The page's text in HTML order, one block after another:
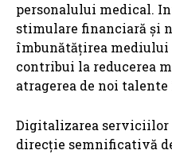
personalului medical.
stimulare financiară și
îmbunătățirea mediului
contribui la reducerea
atragerea de noi
Digitalizarea serviciilor
direcție semnificativă